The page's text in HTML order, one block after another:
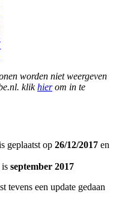
worden niet weergeven
klikhierom in te
geplaatst op 26/12/2017 en
is september 2017
tevens een update gedaan